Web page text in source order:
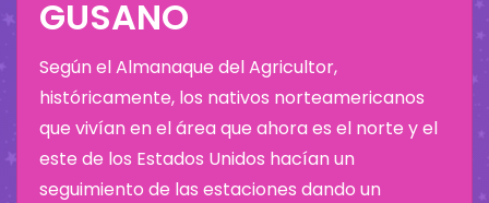
GUSANO
Según el Almanaque del Agricultor,
históricamente, los nativos norteamericanos
que vivían en el área que ahora es el norte y el
este de los Estados Unidos hacían un
seguimiento de las estaciones dando un